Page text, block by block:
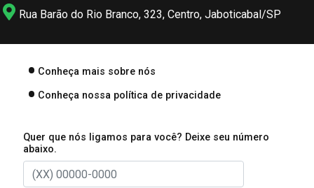
Rua Barão do Rio Branco, 323, Centro, Jaboticabal/SP
Conheça mais sobre nós
Conheça nossa política de privacidade
Quer que nós ligamos para você? Deixe seu número
abaixo.